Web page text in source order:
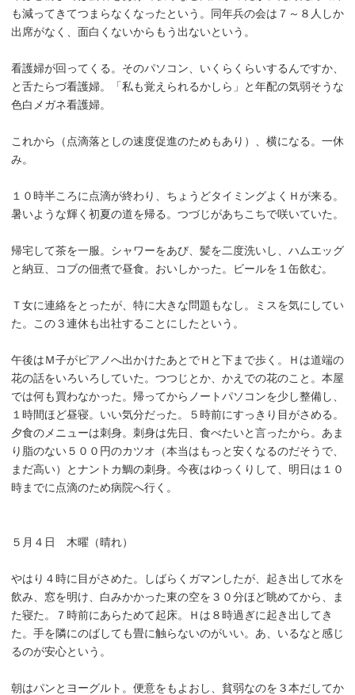
も減ってきてつまらなくなったという。同年兵の会は７～８人しか
出席がなく、面白くないからもう出ないという。
看護婦が回ってくる。そのパソコン、いくらくらいするんですか、
と舌たらづ看護婦。「私も覚えられるかしら」と年配の気弱そうな
色白メガネ看護婦。
これから（点滴落としの速度促進のためもあり）、横になる。一休
み。
１０時半ころに点滴が終わり、ちょうどタイミングよくＨが来る。
暑いような輝く初夏の道を帰る。つづじがあちこちで咲いていた。
帰宅して茶を一服。シャワーをあび、髪を二度洗いし、ハムエッグ
と納豆、コブの佃煮で昼食。おいしかった。ビールを１缶飲む。
Ｔ女に連絡をとったが、特に大きな問題もなし。ミスを気にしてい
た。この３連休も出社することにしたという。
午後はＭ子がピアノへ出かけたあとでＨと下まで歩く。Ｈは道端の
花の話をいろいろしていた。つつじとか、かえでの花のこと。本屋
では何も買わなかった。帰ってからノートパソコンを少し整備し、
１時間ほど昼寝。いい気分だった。５時前にすっきり目がさめる。
夕食のメニューは刺身。刺身は先日、食べたいと言ったから。あま
り脂のない５００円のカツオ（本当はもっと安くなるのだそうで、
まだ高い）とナントカ鯛の刺身。今夜はゆっくりして、明日は１０
時までに点滴のため病院へ行く。
５月４日 木曜（晴れ）
やはり４時に目がさめた。しばらくガマンしたが、起き出して水を
飲み、窓を明け、白みかかった東の空を３０分ほど眺めてから、ま
た寝た。７時前にあらためて起床。Ｈは８時過ぎに起き出してき
た。手を隣にのばしても畳に触らないのがいい。あ、いるなと感じ
るのが安心という。
朝はパンとヨーグルト。便意をもよおし、貧弱なのを３本だしてか